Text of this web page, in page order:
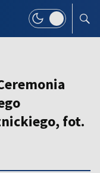
fot.